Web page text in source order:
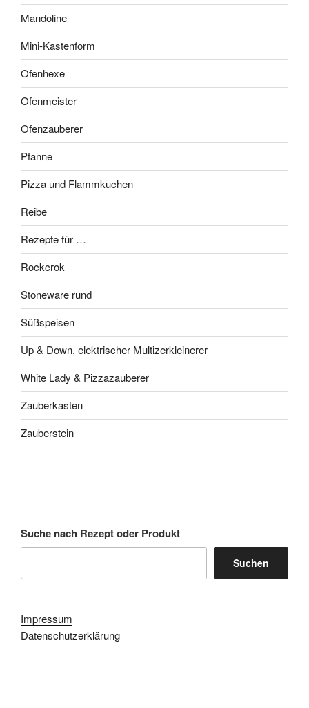
Mandoline
Mini-Kastenform
Ofenhexe
Ofenmeister
Ofenzauberer
Pfanne
Pizza und Flammkuchen
Reibe
Rezepte für …
Rockcrok
Stoneware rund
Süßspeisen
Up & Down, elektrischer Multizerkleinerer
White Lady & Pizzazauberer
Zauberkasten
Zauberstein
Suche nach Rezept oder Produkt
Suchen
Impressum
Datenschutzerklärung